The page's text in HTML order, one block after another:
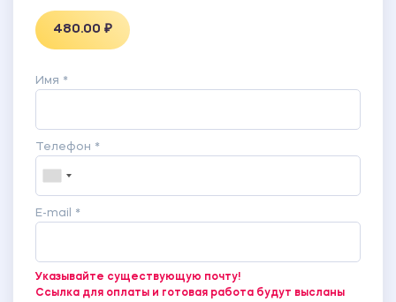
480.00 ₽
Имя *
Телефон *
E-mail *
Указывайте существующую почту!
Ссылка для оплаты и готовая работа будут высланы